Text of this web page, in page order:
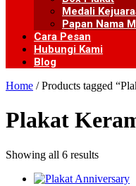
Medali
Papan Nama
Cara Pesan
Hubungi Kami
Blog
Home / Products tagged
Plakat
Showing all 6 results